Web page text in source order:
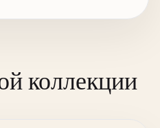
коллекции